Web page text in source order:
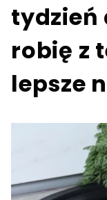
tydzień
robię z
lepsze